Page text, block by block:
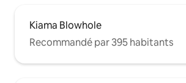
Kiama Blowhole
Recommandé par 395 habitants